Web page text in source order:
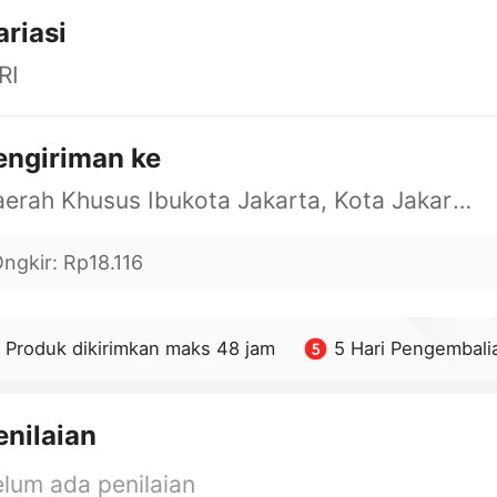
ke
Daerah Khusus Ibukota Jakarta, Kota Jakarta Barat, Cengkareng, yy
: Rp18.116
Produk dikirimkan maks 48 jam 5 Hari
ada penilaian